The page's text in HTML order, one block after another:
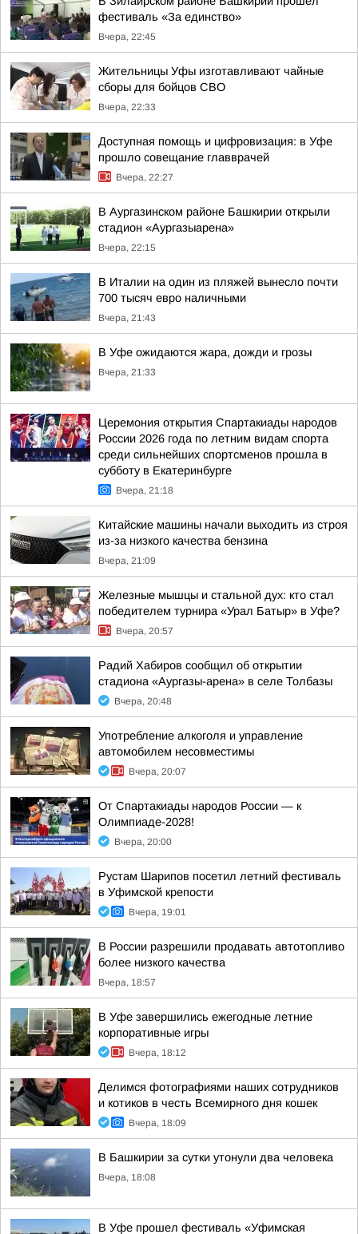
фестиваль «За единство»
Вчера, 22:45
Жительницы Уфы изготавливают чайные
сборы для бойцов СВО
Вчера, 22:33
Доступная помощь и цифровизация: в Уфе
прошло совещание главврачей
Вчера, 22:27
В Аургазинском районе Башкирии открыли
стадион «Аургазыарена»
Вчера, 22:15
В Италии на один из пляжей вынесло почти
700 тысяч евро наличными
Вчера, 21:43
В Уфе ожидаются жара, дожди и грозы
Вчера, 21:33
Церемония открытия Спартакиады народов
России 2026 года по летним видам спорта
среди сильнейших спортсменов прошла в
субботу в Екатеринбурге
Вчера, 21:18
Китайские машины начали выходить из строя
из-за низкого качества бензина
Вчера, 21:09
Железные мышцы и стальной дух: кто стал
победителем турнира «Урал Батыр» в Уфе?
Вчера, 20:57
Радий Хабиров сообщил об открытии
стадиона «Аургазы-арена» в селе Толбазы
Вчера, 20:48
Употребление алкоголя и управление
автомобилем несовместимы
Вчера, 20:07
От Спартакиады народов России — к
Олимпиаде-2028!
Вчера, 20:00
Рустам Шарипов посетил летний фестиваль
в Уфимской крепости
Вчера, 19:01
В России разрешили продавать автотопливо
более низкого качества
Вчера, 18:57
В Уфе завершились ежегодные летние
корпоративные игры
Вчера, 18:12
Делимся фотографиями наших сотрудников
и котиков в честь Всемирного дня кошек
Вчера, 18:09
В Башкирии за сутки утонули два человека
Вчера, 18:08
В Уфе прошел фестиваль «Уфимская